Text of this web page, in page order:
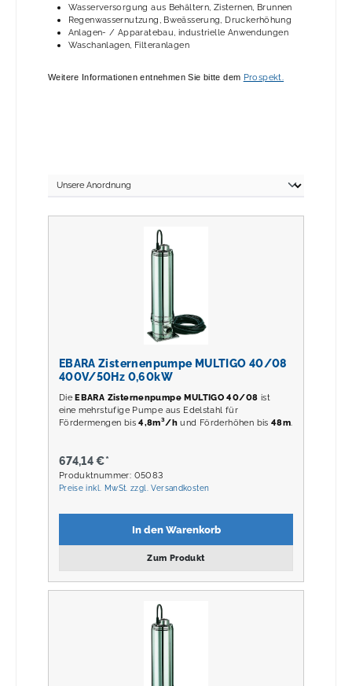
Wasserversorgung aus Behältern, Zisternen, Brunnen
Regenwassernutzung, Bweässerung, Druckerhöhung
Anlagen- / Apparatebau, industrielle Anwendungen
Waschanlagen, Filteranlagen
Weitere Informationen entnehmen Sie bitte dem Prospekt.
EBARA Zisternenpumpe MULTIGO 40/08
400V/50Hz 0,60kW
DieEBARA Zisternenpumpe MULTIGO 40/08 ist
eine mehrstufige Pumpe aus Edelstahl für
Fördermengen bis4,8m³/h und Förderhöhen bis48m
674,14 €*
Produktnummer: 05083
Preise inkl. MwSt. zzgl. Versandkosten
In den Warenkorb
Zum Produkt